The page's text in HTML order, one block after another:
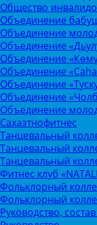
Общество
Объединение
Объединение
Объединение
Объединение
Объединение
Объединение
Объединение
Объединение
Сахаэтнофитнес
Танцевальный
Танцевальный
Танцевальный
Фитнес клуб
Фольклорный
Фольклорный
Руководство,